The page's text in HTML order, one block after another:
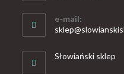
e-mail:
Słowiański sklep